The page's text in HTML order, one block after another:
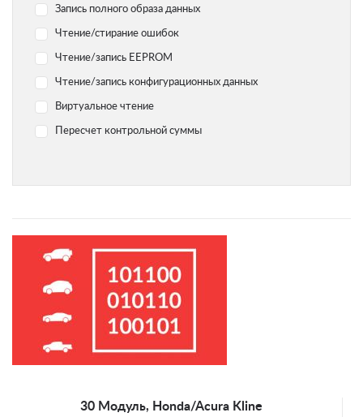
Dodge
Geely
Hyundai
Infiniti
Jaguar
Jeep
Lexus
Lifan
Mercedes-Benz
Mini
Opel
Porsche
Запись полного образа данных
Чтение/стирание ошибок
Чтение/запись EEPROM
Чтение/запись конфигурационных данных
Виртуальное чтение
Пересчет контрольной суммы
30 Модуль, Honda/Acura Kline